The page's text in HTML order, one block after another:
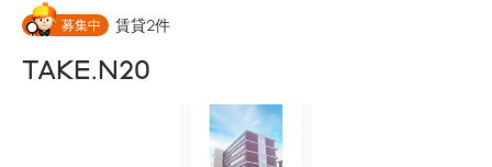
募集中 賃貸2件
TAKE.N20